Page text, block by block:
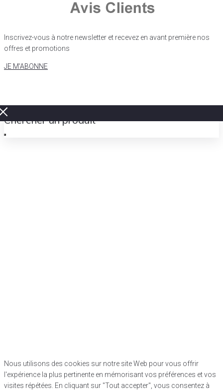
Inscrivez-vous à notre newsletter et recevez en avant première nos
offres et promotions
JE M'ABONNE
Nous utilisons des cookies sur notre site Web pour vous offrir
l'expérience la plus pertinente en mémorisant vos préférences et vos
visites répétées. En cliquant sur "Tout accepter", vous consentez à